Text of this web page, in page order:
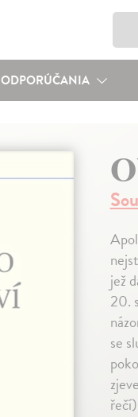
ODPORÚČANIA
jež
20.
se